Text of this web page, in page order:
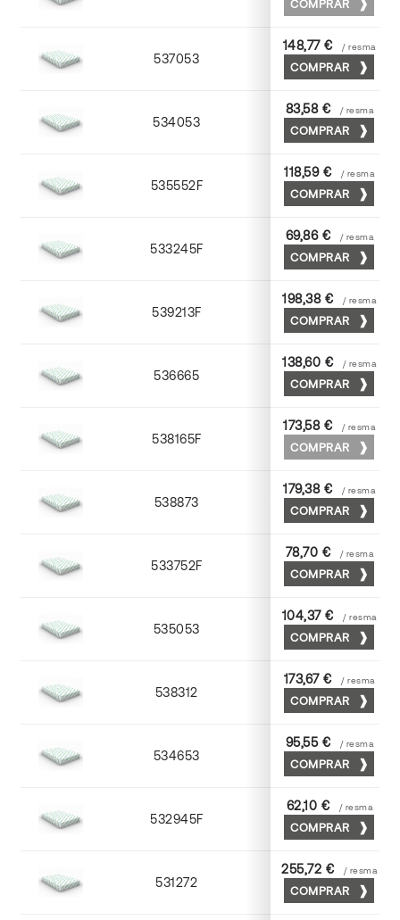
COMPRAR
537053 53 x 75
148,77 € / resma
COMPRAR
534053 53 x 75
83,58 € / resma
COMPRAR
535552F 52 x 70
118,59 € / resma
COMPRAR
533245F 45 x 64
69,86 € / resma
COMPRAR
539213F 72 x 102
198,38 € / resma
COMPRAR
536665 65 x 90
138,60 € / resma
COMPRAR
538165F 65 x 90
173,58 € / resma
COMPRAR
538873 70 x 100
179,38 € / resma
COMPRAR
533752F 52 x 70
78,70 € / resma
COMPRAR
535053 53 x 75
104,37 € / resma
COMPRAR
538312 72 x 102
173,67 € / resma
COMPRAR
534653 52 x 70
95,55 € / resma
COMPRAR
532945F 45 x 64
62,10 € / resma
COMPRAR
531272 70 x 100
255,72 € / resma
COMPRAR